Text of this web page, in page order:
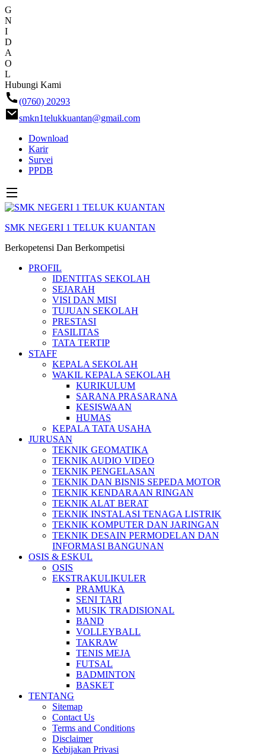
G
N
I
D
A
O
L
Skip
ke
konten
Hubungi Kami
(0760) 20293
smkn1telukkuantan@gmail.com
Download
Karir
Survei
PPDB
SMK NEGERI 1 TELUK KUANTAN
Berkopetensi Dan Berkompetisi
PROFIL
IDENTITAS SEKOLAH
SEJARAH
VISI DAN MISI
TUJUAN SEKOLAH
PRESTASI
FASILITAS
TATA TERTIP
STAFF
KEPALA SEKOLAH
WAKIL KEPALA SEKOLAH
KURIKULUM
SARANA PRASARANA
KESISWAAN
HUMAS
KEPALA TATA USAHA
JURUSAN
TEKNIK GEOMATIKA
TEKNIK AUDIO VIDEO
TEKNIK PENGELASAN
TEKNIK DAN BISNIS SEPEDA MOTOR
TEKNIK KENDARAAN RINGAN
TEKNIK ALAT BERAT
TEKNIK INSTALASI TENAGA LISTRIK
TEKNIK KOMPUTER DAN JARINGAN
TEKNIK DESAIN PERMODELAN DAN
INFORMASI BANGUNAN
OSIS & ESKUL
OSIS
EKSTRAKULIKULER
PRAMUKA
SENI TARI
MUSIK TRADISIONAL
BAND
VOLLEYBALL
TAKRAW
TENIS MEJA
FUTSAL
BADMINTON
BASKET
TENTANG
Sitemap
Contact Us
Terms and Conditions
Disclaimer
Kebijakan Privasi